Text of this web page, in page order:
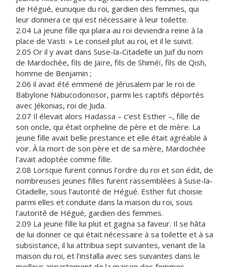
de Hégué, eunuque du roi, gardien des femmes, qui
leur donnera ce qui est nécessaire à leur toilette.
2.04 La jeune fille qui plaira au roi deviendra reine à la
place de Vasti. » Le conseil plut au roi, et il le suivit.
2.05 Or il y avait dans Suse-la-Citadelle un Juif du nom
de Mardochée, fils de Jaïre, fils de Shiméï, fils de Qish,
homme de Benjamin ;
2.06 il avait été emmené de Jérusalem par le roi de
Babylone Nabucodonosor, parmi les captifs déportés
avec Jékonias, roi de Juda.
2.07 Il élevait alors Hadassa – c’est Esther –, fille de
son oncle, qui était orpheline de père et de mère. La
jeune fille avait belle prestance et elle était agréable à
voir. À la mort de son père et de sa mère, Mardochée
l’avait adoptée comme fille.
2.08 Lorsque furent connus l’ordre du roi et son édit, de
nombreuses jeunes filles furent rassemblées à Suse-la-
Citadelle, sous l’autorité de Hégué. Esther fut choisie
parmi elles et conduite dans la maison du roi, sous
l’autorité de Hégué, gardien des femmes.
2.09 La jeune fille lui plut et gagna sa faveur. Il se hâta
de lui donner ce qui était nécessaire à sa toilette et à sa
subsistance, il lui attribua sept suivantes, venant de la
maison du roi, et l’installa avec ses suivantes dans le